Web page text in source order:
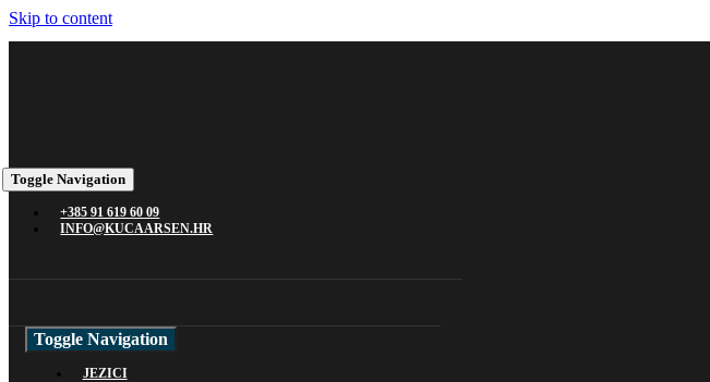
Skip to content
Toggle Navigation
+385 91 619 60 09
INFO@KUCAARSEN.HR
Toggle Navigation
JEZICI